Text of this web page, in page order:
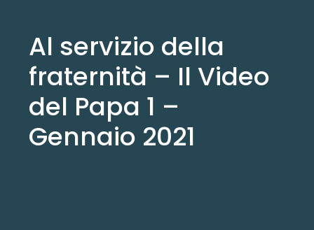
Al servizio della
fraternità – Il Video
del Papa 1 –
Gennaio 2021